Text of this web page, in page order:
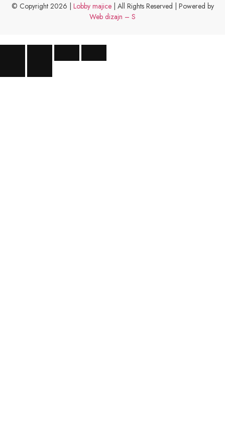
© Copyright 2026 | Lobby majice| All Rights Reserved | Powered by
Web dizajn – S